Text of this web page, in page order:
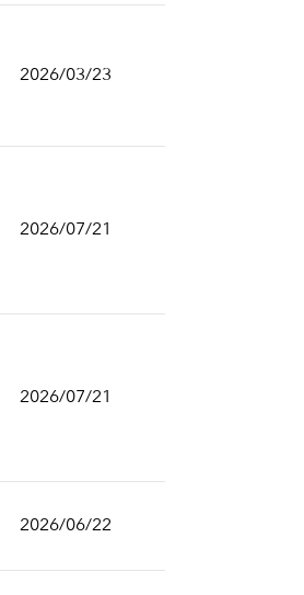
2026/03/23
2026/07/21
2026/07/21
2026/06/22